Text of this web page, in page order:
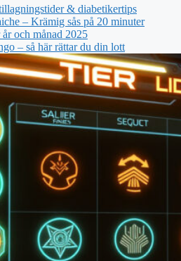
& diabetikertips
– Krämig sås på 20 minuter
och månad 2025
– så här rättar du din lott